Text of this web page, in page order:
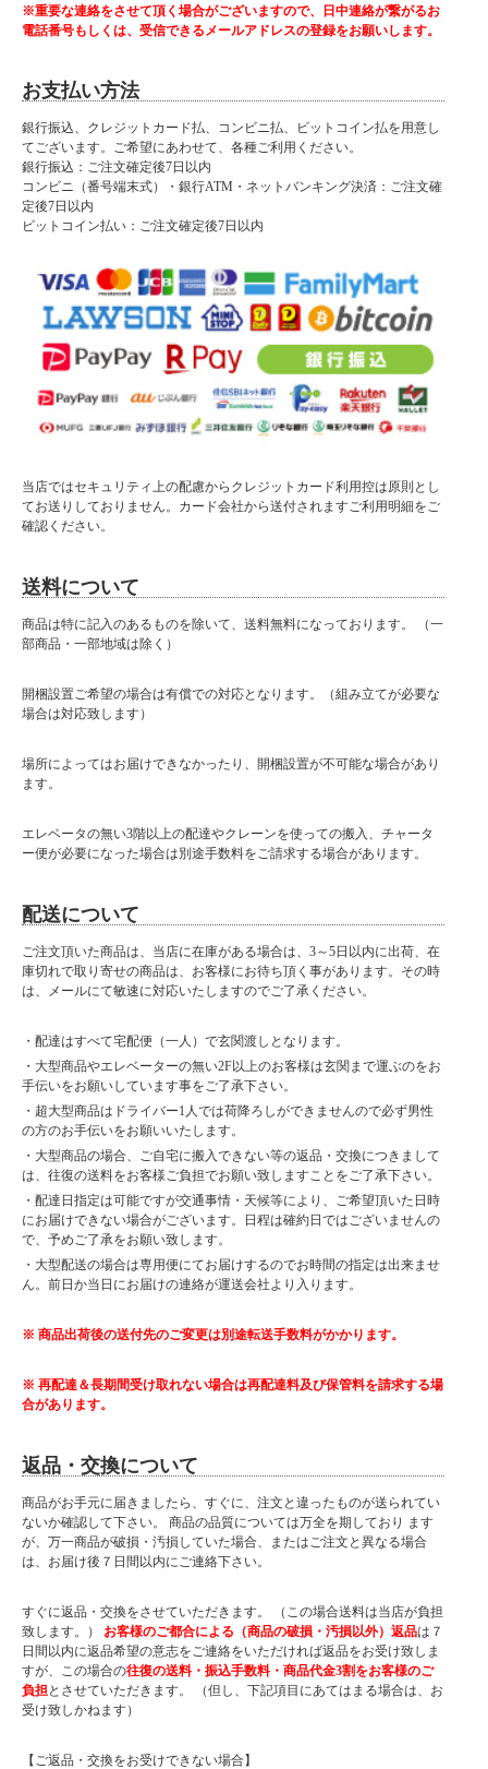
傷やよごれに強いハイグロスシート素材の食器棚です。
シンプルなデザインながら、高級感があります。
MDFハイグロスシート
■サイズ
幅60×奥行45×高さ180cm
収納内寸
上扉：幅55.5×奥行40×高さ95.5cm（可動棚4枚）
引き出し：幅50×奥行32×高さ7.5cm
■カラー
■特徴
・引き出し箱組
・引き出しスライドレール付
・棚板耐震用L型ダボ
・完成品
当店商品はメーカー取扱商品も販売中の為、稀に在庫切れの場合もございます。
※重要な連絡をさせて頂く場合がございますので、日中連絡が繋がるお
電話番号もしくは、受信できるメールアドレスの登録をお願いします。
お支払い方法
銀行振込、クレジットカード払、コンビニ払、ビットコイン払を用意し
てございます。ご希望にあわせて、各種ご利用ください。
銀行振込：ご注文確定後7日以内
コンビニ（番号端末式）・銀行ATM・ネットバンキング決済：ご注文確
定後7日以内
ビットコイン払い：ご注文確定後7日以内
当店ではセキュリティ上の配慮からクレジットカード利用控は原則とし
てお送りしておりません。カード会社から送付されますご利用明細をご
確認ください。
送料について
商品は特に記入のあるものを除いて、送料無料になっております。 （一
部商品・一部地域は除く）
開梱設置ご希望の場合は有償での対応となります。（組み立てが必要な
場合は対応致します）
場所によってはお届けできなかったり、開梱設置が不可能な場合があり
ます。
エレベータの無い3階以上の配達やクレーンを使っての搬入、チャータ
ー便が必要になった場合は別途手数料をご請求する場合があります。
配送について
ご注文頂いた商品は、当店に在庫がある場合は、3～5日以内に出荷、在
庫切れで取り寄せの商品は、お客様にお待ち頂く事があります。その時
は、メールにて敏速に対応いたしますのでご了承ください。
・配達はすべて宅配便（一人）で玄関渡しとなります。
・大型商品やエレベーターの無い2F以上のお客様は玄関まで運ぶのをお
手伝いをお願いしています事をご了承下さい。
・超大型商品はドライバー1人では荷降ろしができませんので必ず男性
の方のお手伝いをお願いいたします。
・大型商品の場合、ご自宅に搬入できない等の返品・交換につきまして
は、往復の送料をお客様ご負担でお願い致しますことをご了承下さい。
・配達日指定は可能ですが交通事情・天候等により、ご希望頂いた日時
にお届けできない場合がございます。日程は確約日ではございませんの
で、予めご了承をお願い致します。
・大型配送の場合は専用便にてお届けするのでお時間の指定は出来ませ
ん。前日か当日にお届けの連絡が運送会社より入ります。
※ 商品出荷後の送付先のご変更は別途転送手数料がかかります。
※ 再配達＆長期間受け取れない場合は再配達料及び保管料を請求する場
合があります。
返品・交換について
商品がお手元に届きましたら、すぐに、注文と違ったものが送られてい
ないか確認して下さい。 商品の品質については万全を期しており ます
が、万一商品が破損・汚損していた場合、またはご注文と異なる場合
は、お届け後７日間以内にご連絡下さい。
すぐに返品・交換をさせていただきます。 （この場合送料は当店が負担
致します。） お客様のご都合による（商品の破損・汚損以外）返品は７
日間以内に返品希望の意志をご連絡をいただければ返品をお受け致しま
すが、この場合の往復の送料・振込手数料・商品代金3割をお客様のご
負担とさせていただきます。 （但し、下記項目にあてはまる場合は、お
受け致しかねます）
【ご返品・交換をお受けできない場合】